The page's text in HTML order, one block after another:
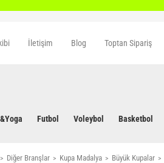
İletişim Blog Toptan Sipariş
Futbol Voleybol Basketbol
Diğer Branşlar Kupa Madalya Büyük Kupalar